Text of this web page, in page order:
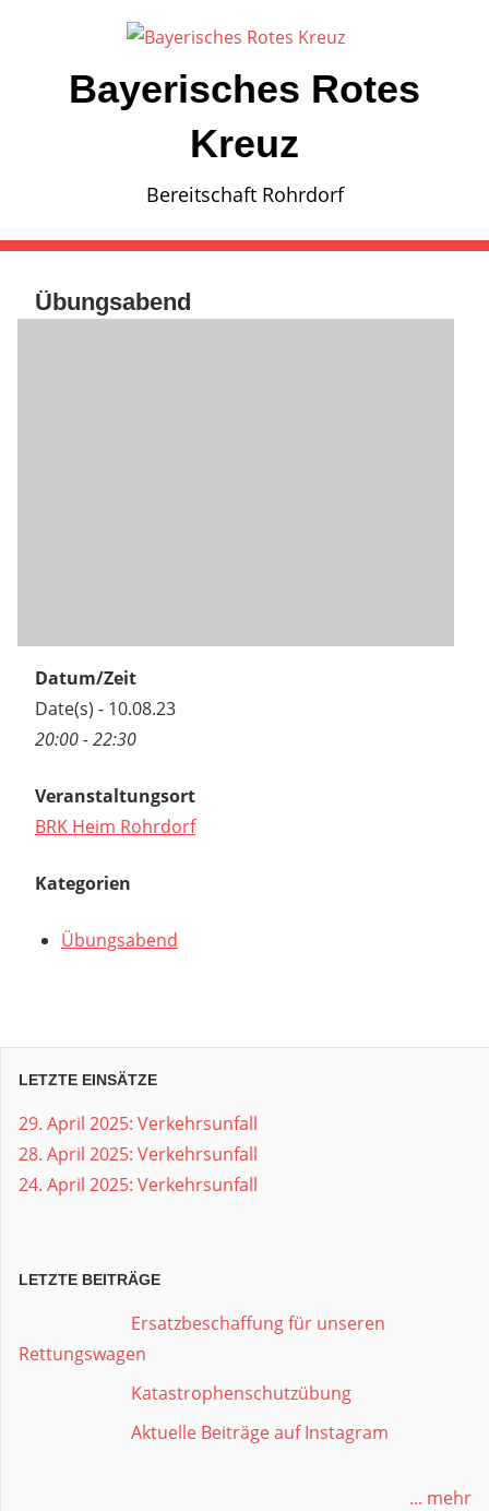
springenBayerisches Rotes
Kreuz
Bereitschaft Rohrdorf
Übungsabend
Datum/Zeit
Date(s) - 10.08.23
20:00 - 22:30
Veranstaltungsort
BRK Heim Rohrdorf
Kategorien
Übungsabend
LETZTE EINSÄTZE
29. April 2025: Verkehrsunfall
28. April 2025: Verkehrsunfall
24. April 2025: Verkehrsunfall
LETZTE BEITRÄGE
Ersatzbeschaffung für unseren
Rettungswagen
Katastrophenschutzübung
Aktuelle Beiträge auf Instagram
... mehr